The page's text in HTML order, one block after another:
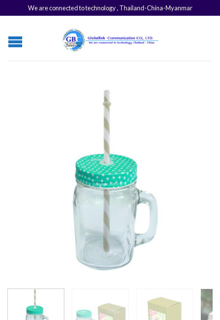
We are connected to technology , Thailand-China-Myanmar